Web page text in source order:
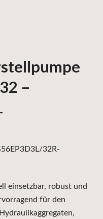
–
einsetzbar, robust und
für den
32R-